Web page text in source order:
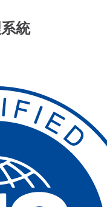
統